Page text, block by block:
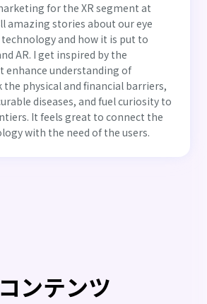
for the XR segment at
amazing stories about our eye
and how it is put to
AR. I get inspired by the
enhance understanding of
the physical and financial barriers,
diseases, and fuel curiosity to
It feels great to connect the
with the need of the users.
ンテンツ